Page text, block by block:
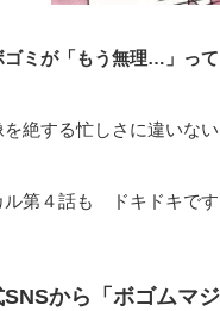
ミが「もう無理…」っ
絶する忙しさに違いな
ル第４話も ドキドキです
から「ボゴムマ